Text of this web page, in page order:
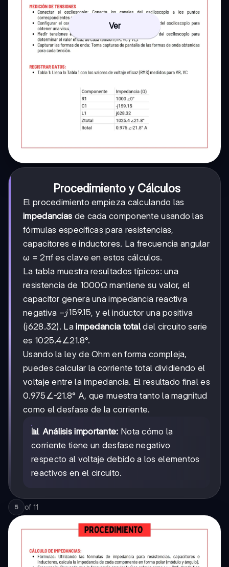
Ver
Procedimiento y Cálculos
El procedimiento empieza calculando las
impedancias de cada componente usando las
fórmulas específicas para resistencias,
capacitores e inductores. La frecuencia angular
ω = 2πf es clave en estos cálculos.
La tabla muestra resultados típicos: una
resistencia de 1000Ω mantiene su valor, el
capacitor genera una impedancia reactiva
negativa -
j159.15
−j159.15, y el inductor una positiva
(j628.32). Laimpedancia total del circuito serie
es 1025.4∠21.8°.
Usando la ley de Ohm en forma compleja,
puedes calcular la corriente total dividiendo el
voltaje entre la impedancia. El resultado final es
0.975∠-21.8° A, que muestra tanto la magnitud
como el desfase de la corriente.
📊 Análisis importante: Nota cómo la
corriente tiene un desfase negativo
respecto al voltaje debido a los elementos
reactivos en el circuito.
5 of 11